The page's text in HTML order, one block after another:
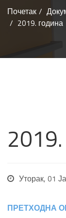
Почетак
2019. година
Уторак, 01
ПРЕТХОДНА